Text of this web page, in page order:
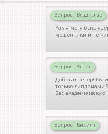
Вопрос | Владислав
Как я могу быть
мошенники и не
Вопрос | Антон
Добрый вечер!
только
Вас академическую
Вопрос | Кирилл